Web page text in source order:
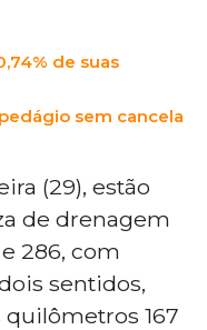
de suas
sem cancela
(29), estão
de drenagem
286, com
sentidos,
167